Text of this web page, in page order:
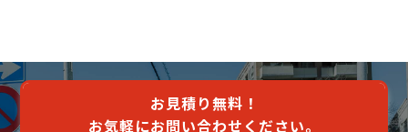
お見積り無料！
お気軽にお問い合わせください。